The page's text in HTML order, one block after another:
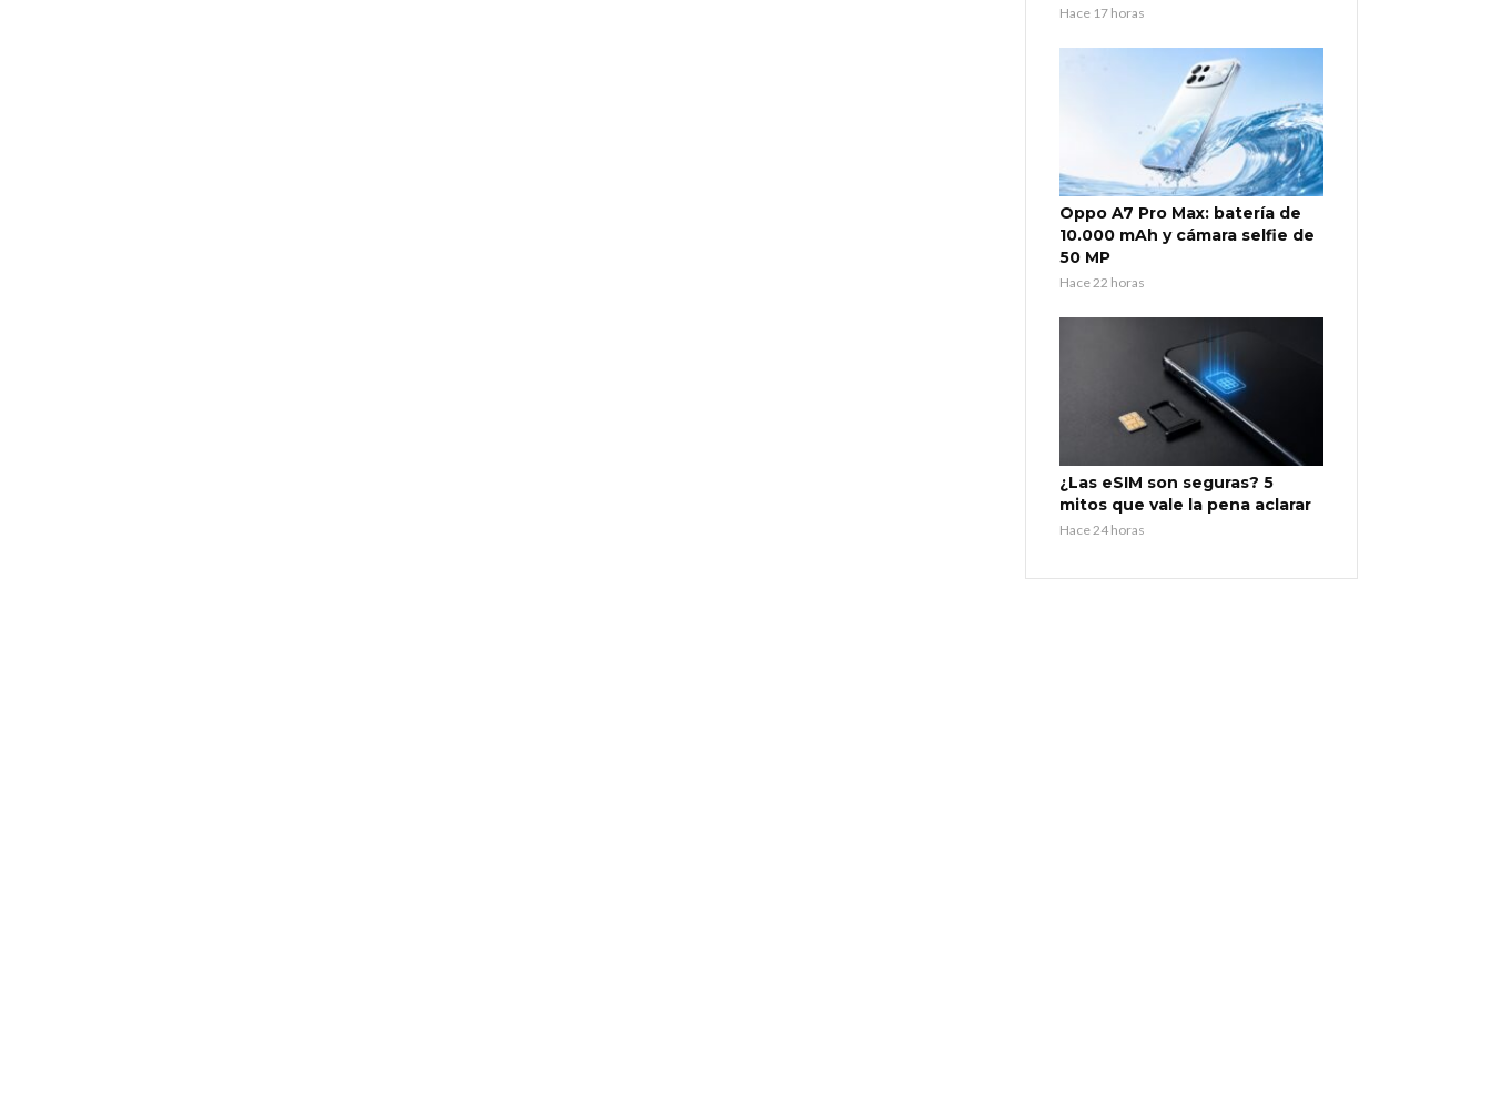
Hace 17 horas
Oppo A7 Pro Max: batería de
10.000 mAh y cámara selfie de
50 MP
Hace 22 horas
¿Las eSIM son seguras? 5
mitos que vale la pena aclarar
Hace 24 horas